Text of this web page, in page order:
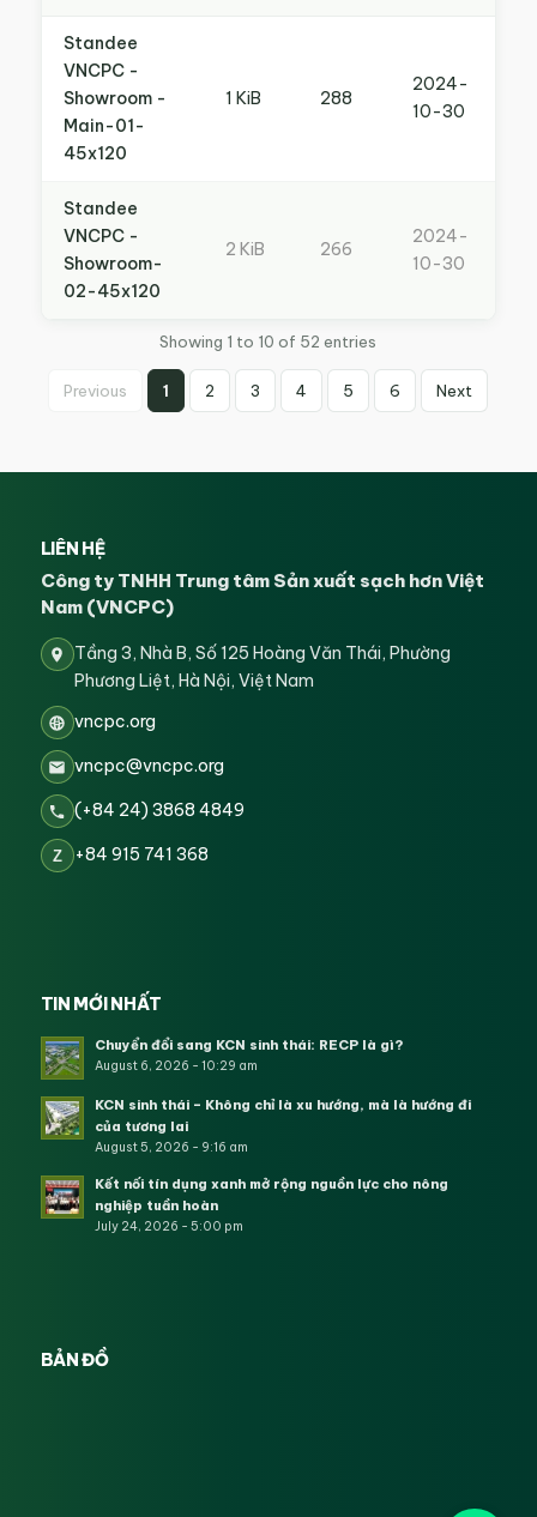
Standee
VNCPC -
Showroom -
Main-01-
45x120
1 KiB 288
2024-
10-30
Standee
VNCPC -
Showroom-
02-45x120
2 KiB 266
2024-
10-30
Showing 1 to 10 of 52 entries
Previous 1 2 3 4 5 6 Next
LIÊN HỆ
Công ty TNHH Trung tâm Sản xuất sạch hơn Việt
Nam (VNCPC)
Tầng 3, Nhà B, Số 125 Hoàng Văn Thái, Phường
Phương Liệt, Hà Nội, Việt Nam
vncpc.org
vncpc@vncpc.org
(+84 24) 3868 4849
Z +84 915 741 368
TIN MỚI NHẤT
Chuyển đổi sang KCN sinh thái: RECP là gì?
August 6, 2026 - 10:29 am
KCN sinh thái – Không chỉ là xu hướng, mà là hướng đi
của tương lai
August 5, 2026 - 9:16 am
Kết nối tín dụng xanh mở rộng nguồn lực cho nông
nghiệp tuần hoàn
July 24, 2026 - 5:00 pm
BẢN ĐỒ